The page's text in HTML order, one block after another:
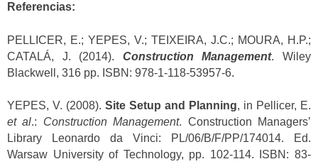
Referencias:
PELLICER, E.; YEPES, V.; TEIXEIRA, J.C.; MOURA, H.P.;
CATALÁ, J. (2014). Construction Management. Wiley
Blackwell, 316 pp. ISBN: 978-1-118-53957-6.
YEPES, V. (2008). Site Setup and Planning, in Pellicer, E.
et al.: Construction Management. Construction Managers’
Library Leonardo da Vinci: PL/06/B/F/PP/174014. Ed.
Warsaw University of Technology, pp. 102-114. ISBN: 83-